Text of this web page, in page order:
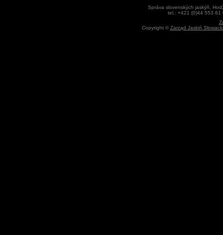
Správa slovenských jaskýň,
tel.: +421 (0)44 553
Copyright ©Zarząd Jaskiń